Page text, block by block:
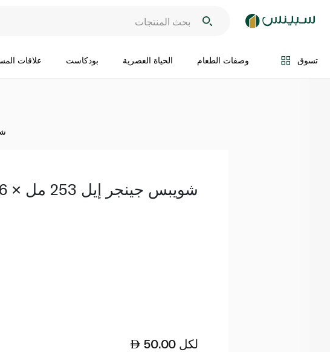
تسوق وصفات الطعام الحياة العصرية بودكاست علاقات
اضف الى السلة
شويبس جينجر إيل 253 مل × 6 + دلو
50.00 لكل